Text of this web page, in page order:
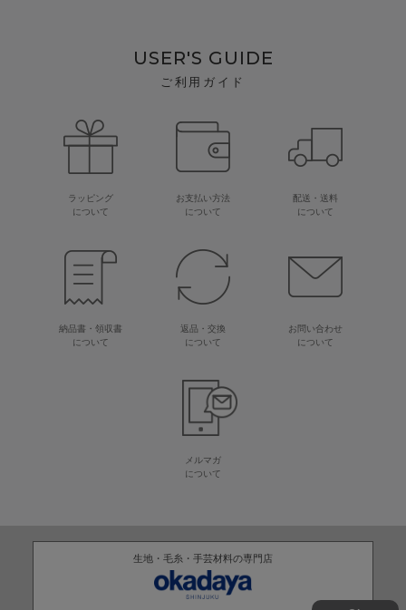
USER'S GUIDE
ご利用ガイド
ラッピング
について
お支払い方法
について
配送・送料
について
納品書・領収書
について
返品・交換
について
お問い合わせ
について
メルマガ
について
生地・毛糸・手芸材料の専門店